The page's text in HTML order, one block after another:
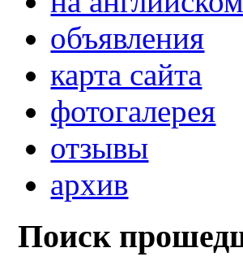
объявления
карта сайта
фотогалерея
отзывы
архив
Поиск